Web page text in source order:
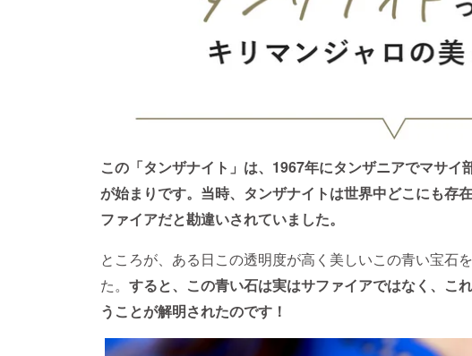
この「タンザナイト」は、1967年にタンザニアでマサイ
が始まりです。当時、タンザナイトは世界中どこにも存
ファイアだと勘違いされていました。
ところが、ある日この透明度が高く美しいこの青い宝石
た。 すると、この青い石は実はサファイアではなく、こ
うことが解明されたのです！